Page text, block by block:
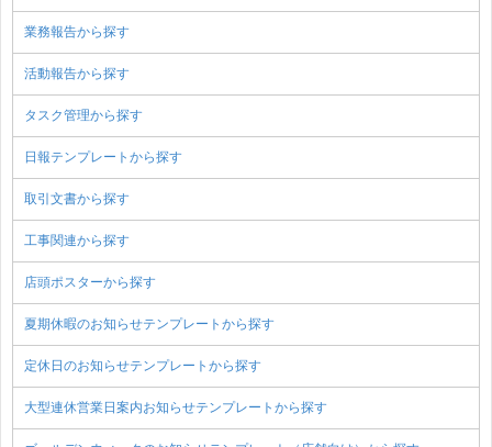
業務報告から探す
活動報告から探す
タスク管理から探す
日報テンプレートから探す
取引文書から探す
工事関連から探す
店頭ポスターから探す
夏期休暇のお知らせテンプレートから探す
定休日のお知らせテンプレートから探す
大型連休営業日案内お知らせテンプレートから探す